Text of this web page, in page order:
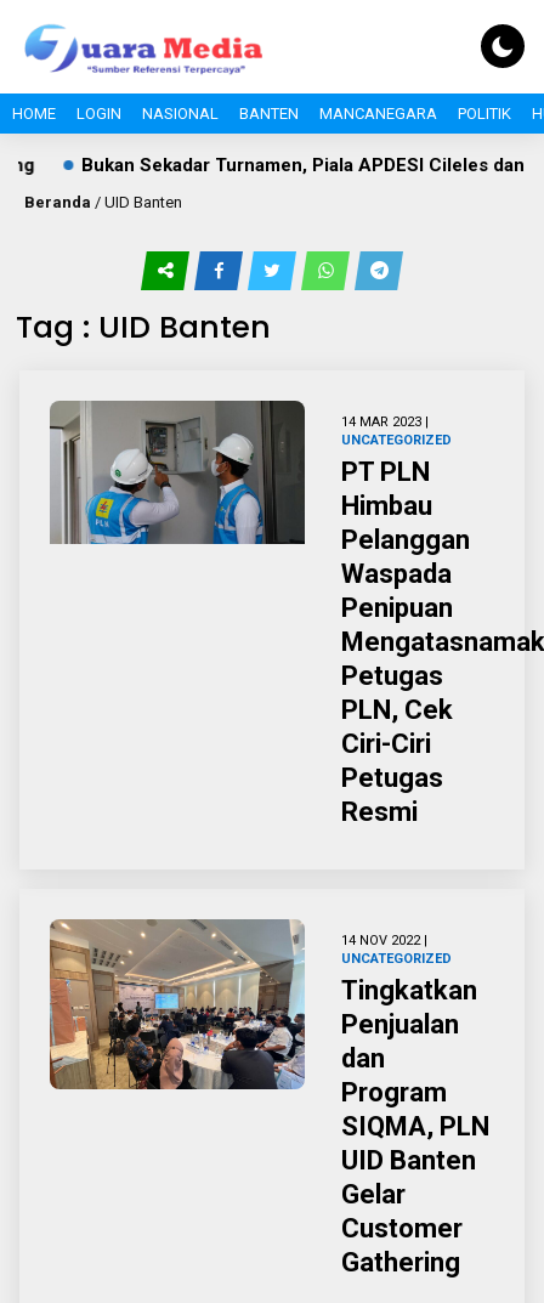
HOME LOGIN NASIONAL BANTEN MANCANEGARA POLITIK
Bukan Sekadar Turnamen, Piala APDESI Cileles dan
Beranda / UID Banten
Tag : UID Banten
14 MAR 2023 |
UNCATEGORIZED
PT PLN
Himbau
Pelanggan
Waspada
Penipuan
Petugas
PLN, Cek
Ciri-Ciri
Petugas
Resmi
14 NOV 2022 |
UNCATEGORIZED
Tingkatkan
Penjualan
dan
Program
SIQMA, PLN
UID Banten
Gelar
Customer
Gathering